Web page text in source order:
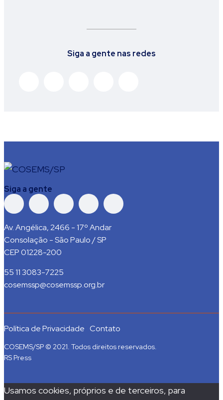
Siga a gente nas redes
Siga a gente
Av. Angélica, 2466 - 17º Andar
Consolação - São Paulo / SP
CEP 01228-200
55 11 3083-7225
cosemssp@cosemssp.org.br
Política de Privacidade Contato
COSEMS/SP © 2021. Todos direitos reservados.
RS Press
Usamos cookies, próprios e de terceiros, para